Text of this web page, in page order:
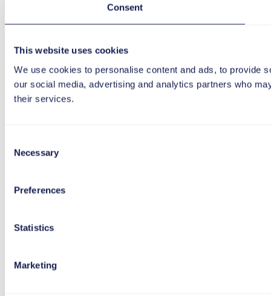
Consent
This website uses cookies
We use cookies to personalise content and ads, to provide
our social media, advertising and analytics partners who
their services.
Selection
Necessary
Preferences
Statistics
Marketing